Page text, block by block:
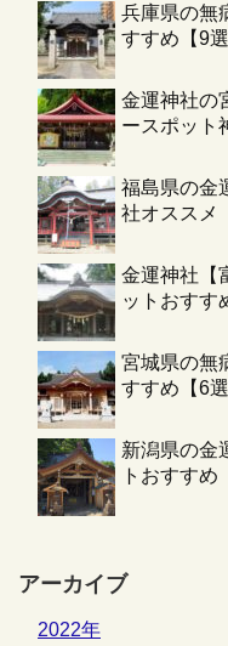
兵庫県の無
すすめ【9選
金運神社の
ースポッ
福島県の金
社オススメ
金運神社【
ットおすす
宮城県の無
すすめ【6選
新潟県の金
トおすすめ
アーカイブ
2022年